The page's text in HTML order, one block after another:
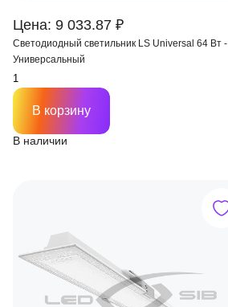
Цена: 9 033.87 ₽
Светодиодный светильник LS Universal 64 Вт -
Универсальный
В наличии
В корзину